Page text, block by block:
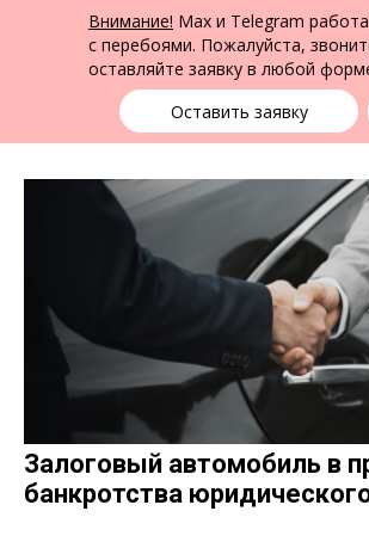
Внимание! Max и Telegram
с перебоями. Пожалуйста,
оставляйте заявку в любой
Оставить заявку
Юридическая помощь по всей России
ФПК Альтернатива
Меню
Выбрать город +7 (383) 388-72-
Залоговый автомобиль в
банкротства